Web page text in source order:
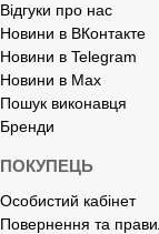
Відгуки про нас
Новини в ВКонтакте
Новини в Telegram
Новини в Max
Пошук виконавця
Бренди
ПОКУПЕЦЬ
Особистий кабінет
Повернення та